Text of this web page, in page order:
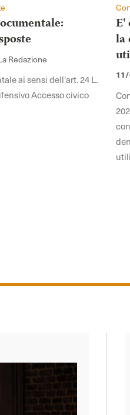
Redazione
ai sensi dell'art. 24 L.
Accesso civico
E'
la